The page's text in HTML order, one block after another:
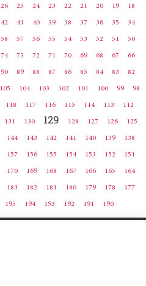
18
19
20
21
22
23
24
25
26
34
35
36
37
38
39
40
41
42
50
51
52
53
54
55
56
57
58
66
67
68
69
70
71
72
73
74
82
83
84
85
86
87
88
89
90
98
99
100
101
102
103
104
105
112
113
114
115
116
117
118
125
126
127
128
129
130
131
138
139
140
141
142
143
144
151
152
153
154
155
156
157
164
165
166
167
168
169
170
177
178
179
180
181
182
183
190
191
192
193
194
195